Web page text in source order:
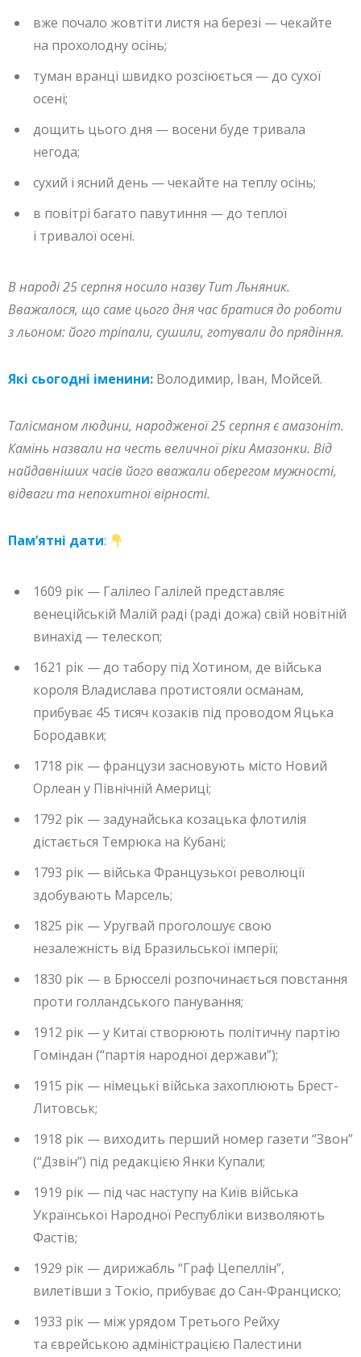
вже почало жовтіти листя на березі — чекайте
на прохолодну осінь;
туман вранці швидко розсіюється — до сухої
осені;
дощить цього дня — восени буде тривала
негода;
сухий і ясний день — чекайте на теплу осінь;
в повітрі багато павутиння — до теплої
і тривалої осені.
В народі 25 серпня носило назву Тит Льняник.
Вважалося, що саме цього дня час братися до роботи
з льоном: його тріпали, сушили, готували до прядіння.
Які сьогодні іменини: Володимир, Іван, Мойсей.
Талісманом людини, народженої 25 серпня є амазоніт.
Камінь назвали на честь величної ріки Амазонки. Від
найдавніших часів його вважали оберегом мужності,
відваги та непохитної вірності.
Пам’ятні дати:
1609 рік — Галілео Галілей представляє
венеційській Малій раді (раді дожа) свій новітній
винахід — телескоп;
1621 рік — до табору під Хотином, де війська
короля Владислава протистояли османам,
прибуває 45 тисяч козаків під проводом Яцька
Бородавки;
1718 рік — французи засновують місто Новий
Орлеан у Північній Америці;
1792 рік — задунайська козацька флотилія
дістається Темрюка на Кубані;
1793 рік — війська Французької революції
здобувають Марсель;
1825 рік — Уругвай проголошує свою
незалежність від Бразильської імперії;
1830 рік — в Брюсселі розпочинається повстання
проти голландського панування;
1912 рік — у Китаї створюють політичну партію
Гоміндан (“партія народної держави”);
1915 рік — німецькі війська захоплюють Брест-
Литовськ;
1918 рік — виходить перший номер газети “Звон”
(“Дзвін”) під редакцією Янки Купали;
1919 рік — під час наступу на Київ війська
Української Народної Республіки визволяють
Фастів;
1929 рік — дирижабль “Граф Цепеллін”,
вилетівши з Токіо, прибуває до Сан-Франциско;
1933 рік — між урядом Третього Рейху
та єврейською адміністрацією Палестини